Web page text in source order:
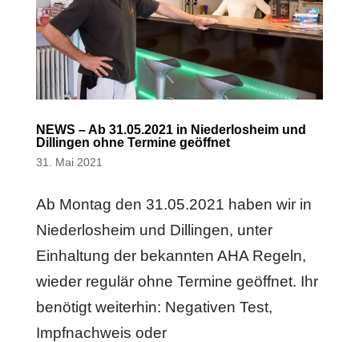
NEWS – Ab 31.05.2021 in Niederlosheim und
Dillingen ohne Termine geöffnet
31. Mai 2021
Ab Montag den 31.05.2021 haben wir in
Niederlosheim und Dillingen, unter
Einhaltung der bekannten AHA Regeln,
wieder regulär ohne Termine geöffnet. Ihr
benötigt weiterhin: Negativen Test,
Impfnachweis oder